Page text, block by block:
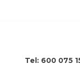
Tel: 600 075